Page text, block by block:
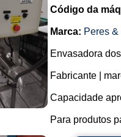
Código da
Marca: Peres
Envasadora
Fabricante |
Capacidade
Para produtos